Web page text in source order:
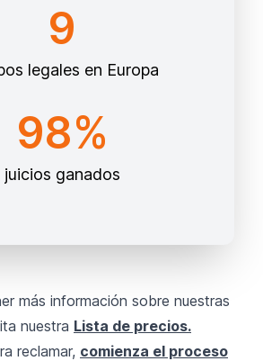
9
legales en Europa
98%
juicios ganados
más información sobre nuestras
nuestra Lista de precios.
reclamar, comienza el proceso